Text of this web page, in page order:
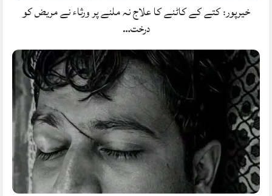
خیرپور: کتے کے کاٹنے کا علاج نہ ملنے پر ورثاء نے مریض کو
درخت…